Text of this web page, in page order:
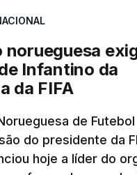
dominada pela
de transferências,
que uma vez, que o
excelente”.
se o elevado
confirmava que o
de jogadores com
norueguesa
Infantino da
da FIFA
de Futebol
do presidente da
hoje a líder do